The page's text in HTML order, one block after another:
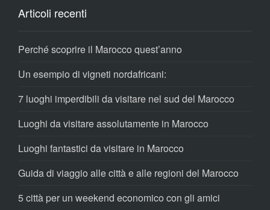
Articoli recenti
Perché scoprire il Marocco quest’anno
Un esempio di vigneti nordafricani:
7 luoghi imperdibili da visitare nel sud del Marocco
Luoghi da visitare assolutamente in Marocco
Luoghi fantastici da visitare in Marocco
Guida di viaggio alle città e alle regioni del Marocco
5 città per un weekend economico con gli amici